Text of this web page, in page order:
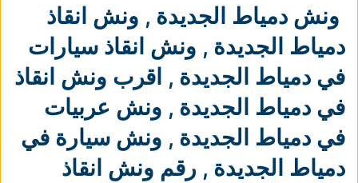
ونش دمياط الجديدة , ونش انقاذ
دمياط الجديدة , ونش انقاذ سيارات
في دمياط الجديدة , اقرب ونش انقاذ
في دمياط الجديدة , ونش عربيات
في دمياط الجديدة , ونش سيارة في
دمياط الجديدة , رقم ونش انقاذ